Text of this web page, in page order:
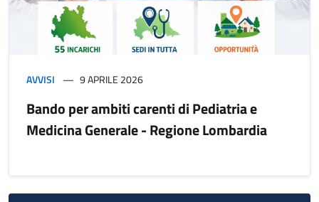
AVVISI 9 APRILE 2026
Bando per ambiti carenti di Pediatria e
Medicina Generale - Regione Lombardia